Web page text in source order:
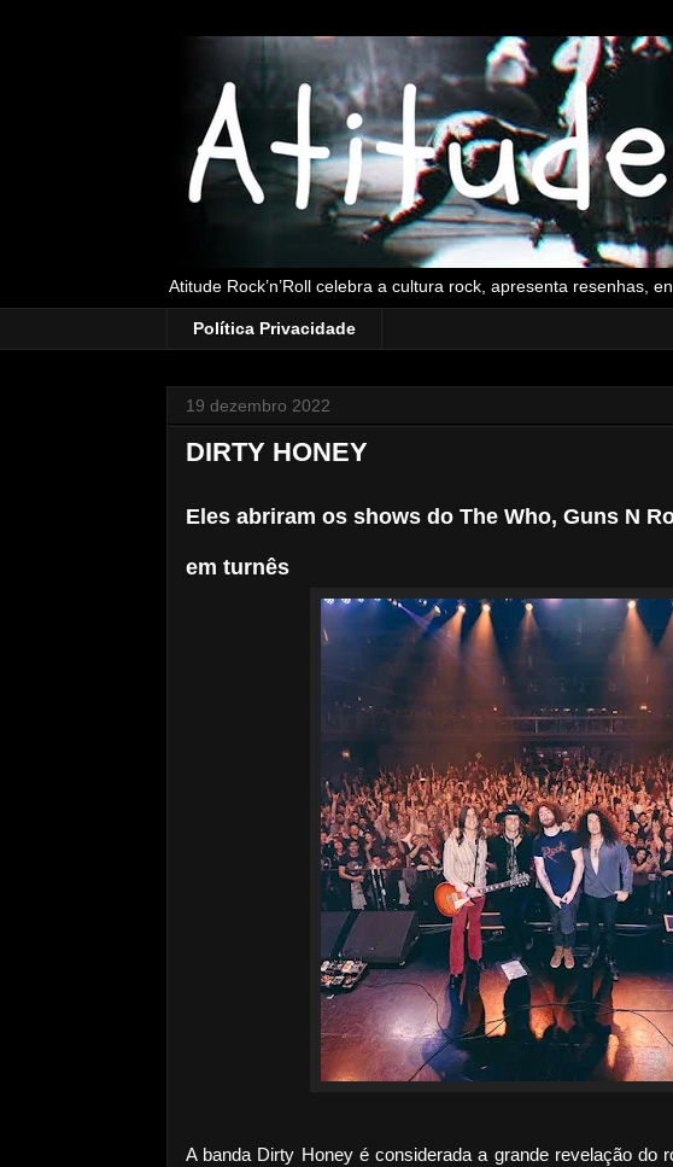
Atitude Rock’n’Roll celebra a cultura rock, apresenta resenhas,
Política Privacidade
19 dezembro 2022
DIRTY HONEY
Eles abriram os shows do The Who, Guns N
em turnês
A banda Dirty Honey é considerada a grande revelação do